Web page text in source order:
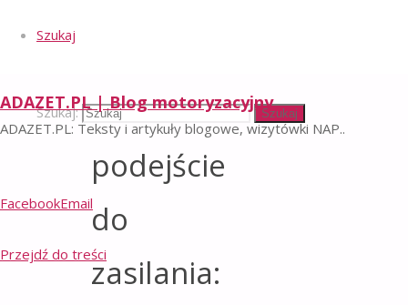
Szukaj
Szukaj: Szukaj
ADAZET.PL | Blog motoryzacyjny
ADAZET.PL: Teksty i artykuły blogowe, wizytówki NAP..
FacebookEmail
Przejdź do treści
Nowoczesne
podejście
do
zasilania: